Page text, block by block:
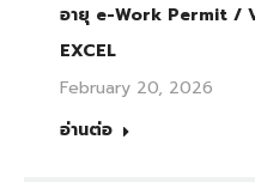
อายุ e-Work Permit /
EXCEL
February 20, 2026
อ่านต่อ